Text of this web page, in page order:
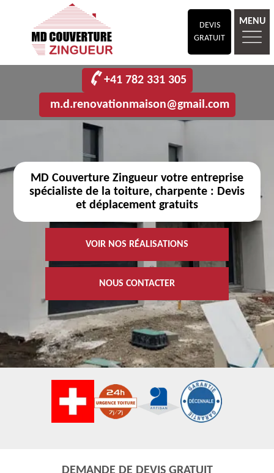
DEVIS
GRATUIT
MENU
+41 782 331 305
m.d.renovationmaison@gmail.com
MD Couverture Zingueur votre entreprise
spécialiste de la toiture, charpente : Devis
et déplacement gratuits
VOIR NOS RÉALISATIONS
NOUS CONTACTER
DEMANDE DE DEVIS GRATUIT